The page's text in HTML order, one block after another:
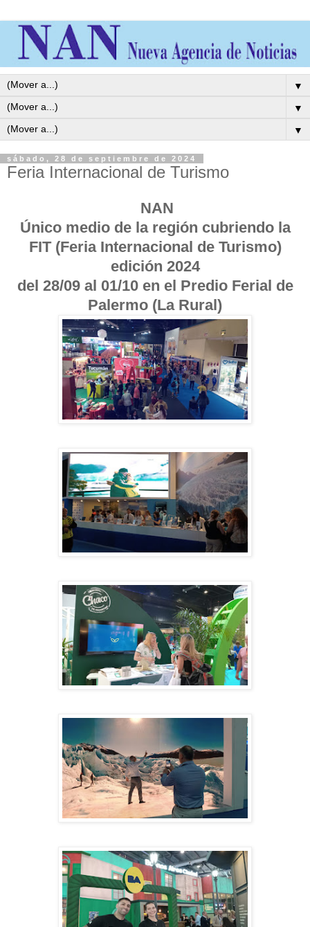
▼
▼
▼
sábado, 28 de septiembre de 2024
Feria Internacional de Turismo
NAN
Único medio de la región cubriendo la
FIT (Feria Internacional de Turismo)
edición 2024
del 28/09 al 01/10 en el Predio Ferial de
Palermo (La Rural)